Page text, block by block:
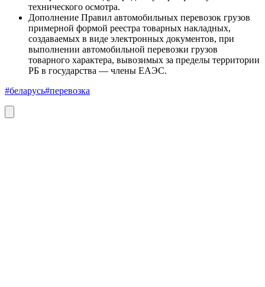
технического осмотра.
Дополнение Правил автомобильных перевозок грузов
примерной формой реестра товарных накладных,
создаваемых в виде электронных документов, при
выполнении автомобильной перевозки грузов
товарного характера, вывозимых за пределы территории
РБ в государства — члены ЕАЭС.
#беларусь#перевозка